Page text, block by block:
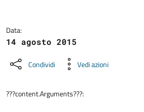
Data:
14 agosto 2015
Condividi Vedi azioni
???content.Arguments???: